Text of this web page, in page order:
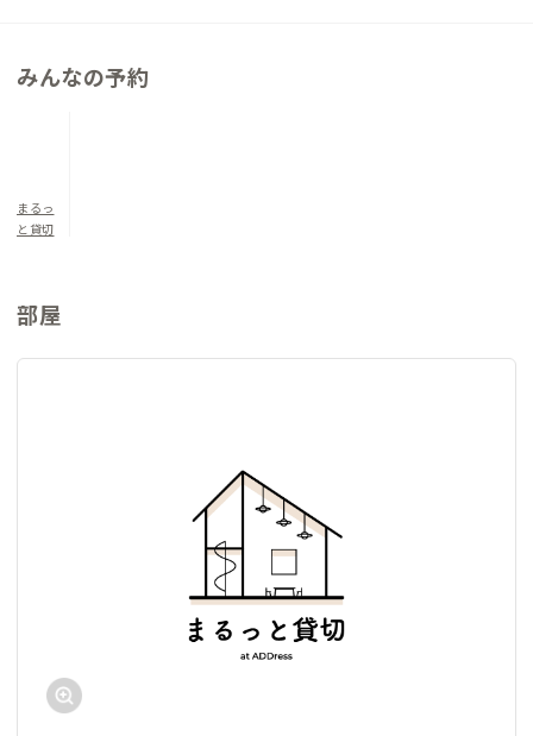
▼寝室について
洋室1 シングルベッド×2 定員2名
みんなの予約
まるっ
と貸切
部屋